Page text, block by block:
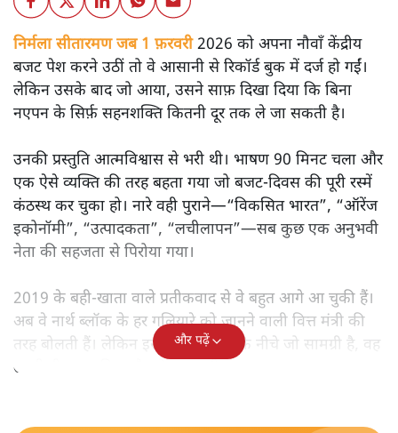
निर्मला सीतारमण जब 1 फ़रवरी2026 को अपना नौवाँ केंद्रीय
बजट पेश करने उठीं तो वे आसानी से रिकॉर्ड बुक में दर्ज हो गईं।
लेकिन उसके बाद जो आया, उसने साफ़ दिखा दिया कि बिना
नएपन के सिर्फ़ सहनशक्ति कितनी दूर तक ले जा सकती है।
उनकी प्रस्तुति आत्मविश्वास से भरी थी। भाषण 90 मिनट चला और
एक ऐसे व्यक्ति की तरह बहता गया जो बजट‑दिवस की पूरी रस्में
कंठस्थ कर चुका हो। नारे वही पुराने—“विकसित भारत”, “ऑरेंज
इकोनॉमी”, “उत्पादकता”, “लचीलापन”—सब कुछ एक अनुभवी
नेता की सहजता से पिरोया गया।
2019 के बही‑खाता वाले प्रतीकवाद से वे बहुत आगे आ चुकी हैं।
अब वे नार्थ ब्लॉक के हर गलियारे को जानने वाली वित्त मंत्री की
तरह बोलती हैं। लेकिन इस आत्मविश्वास के नीचे जो सामग्री है, वह
उतनी ही अनुमानित और दोहराव भरी।
और पढ़ें